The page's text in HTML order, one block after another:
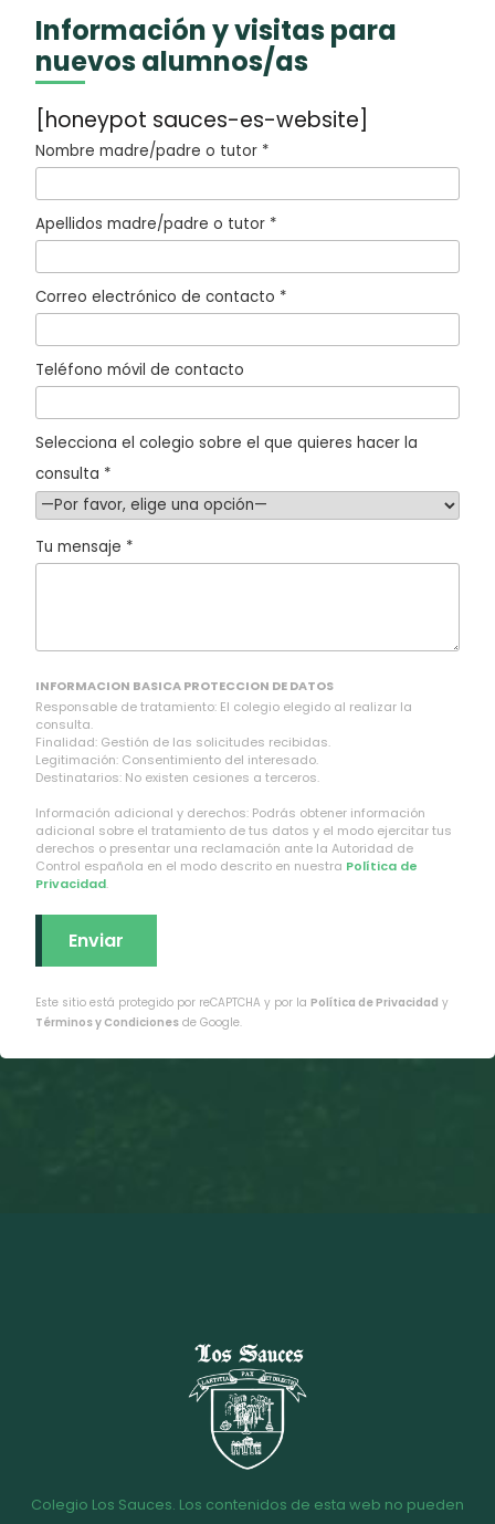
Información y visitas para
nuevos alumnos/as
[honeypot sauces-es-website]
Nombre madre/padre o tutor *
Apellidos madre/padre o tutor *
Correo electrónico de contacto *
Teléfono móvil de contacto
Selecciona el colegio sobre el que quieres hacer la
consulta *
Tu mensaje *
INFORMACION BASICA PROTECCION DE DATOS
Responsable de tratamiento: El colegio elegido al realizar la
consulta.
Finalidad: Gestión de las solicitudes recibidas.
Legitimación: Consentimiento del interesado.
Destinatarios: No existen cesiones a terceros.
Información adicional y derechos: Podrás obtener información
adicional sobre el tratamiento de tus datos y el modo ejercitar tus
derechos o presentar una reclamación ante la Autoridad de
Control española en el modo descrito en nuestra Política de
Privacidad.
Este sitio está protegido por reCAPTCHA y por la Política de Privacidad y
Términos y Condiciones de Google.
Colegio Los Sauces. Los contenidos de esta web no pueden